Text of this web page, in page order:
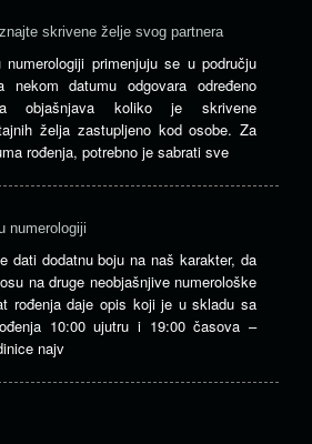
skrivene želje svog partnera
numerologiji primenjuju se u području
nekom datumu odgovara određeno
objašnjava koliko je skrivene
želja zastupljeno kod osobe. Za
rođenja, potrebno je sabrati sve
numerologiji
dati dodatnu boju na naš karakter, da
na druge neobjašnjive numerološke
rođenja daje opis koji je u skladu sa
10:00 ujutru i 19:00 časova –
najv